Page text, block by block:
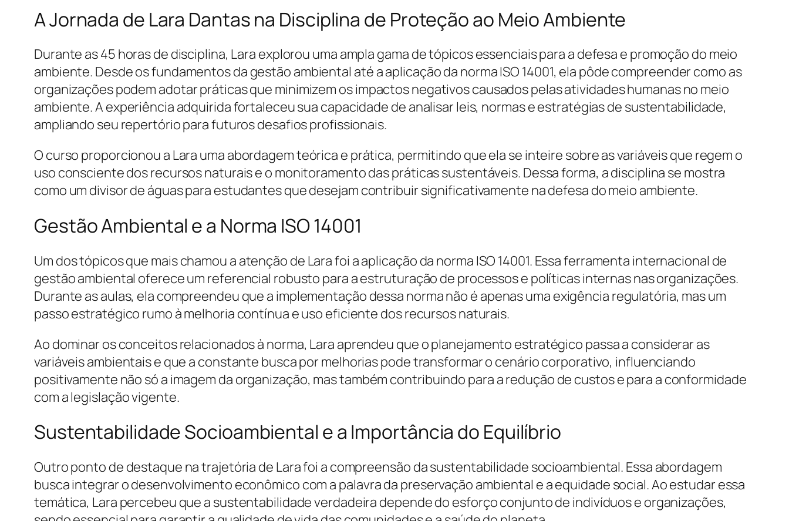
A Jornada de Lara Dantas na Disciplina de Proteção ao Meio Ambiente
Durante as 45 horas de disciplina, Lara explorou uma ampla gama de tópicos essenciais para a defesa e promoção do meio
ambiente. Desde os fundamentos da gestão ambiental até a aplicação da norma ISO 14001, ela pôde compreender como as
organizações podem adotar práticas que minimizem os impactos negativos causados pelas atividades humanas no meio
ambiente. A experiência adquirida fortaleceu sua capacidade de analisar leis, normas e estratégias de sustentabilidade,
ampliando seu repertório para futuros desafios profissionais.
O curso proporcionou a Lara uma abordagem teórica e prática, permitindo que ela se inteire sobre as variáveis que regem o
uso consciente dos recursos naturais e o monitoramento das práticas sustentáveis. Dessa forma, a disciplina se mostra
como um divisor de águas para estudantes que desejam contribuir significativamente na defesa do meio ambiente.
Gestão Ambiental e a Norma ISO 14001
Um dos tópicos que mais chamou a atenção de Lara foi a aplicação da norma ISO 14001. Essa ferramenta internacional de
gestão ambiental oferece um referencial robusto para a estruturação de processos e políticas internas nas organizações.
Durante as aulas, ela compreendeu que a implementação dessa norma não é apenas uma exigência regulatória, mas um
passo estratégico rumo à melhoria contínua e uso eficiente dos recursos naturais.
Ao dominar os conceitos relacionados à norma, Lara aprendeu que o planejamento estratégico passa a considerar as
variáveis ambientais e que a constante busca por melhorias pode transformar o cenário corporativo, influenciando
positivamente não só a imagem da organização, mas também contribuindo para a redução de custos e para a conformidade
com a legislação vigente.
Sustentabilidade Socioambiental e a Importância do Equilíbrio
Outro ponto de destaque na trajetória de Lara foi a compreensão da sustentabilidade socioambiental. Essa abordagem
busca integrar o desenvolvimento econômico com a palavra da preservação ambiental e a equidade social. Ao estudar essa
temática, Lara percebeu que a sustentabilidade verdadeira depende do esforço conjunto de indivíduos e organizações,